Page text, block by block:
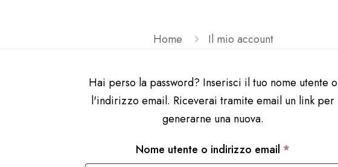
Home Il mio account
Hai perso la password? Inserisci il tuo nome utente o
l'indirizzo email. Riceverai tramite email un link per
generarne una nuova.
Nome utente o indirizzo email *